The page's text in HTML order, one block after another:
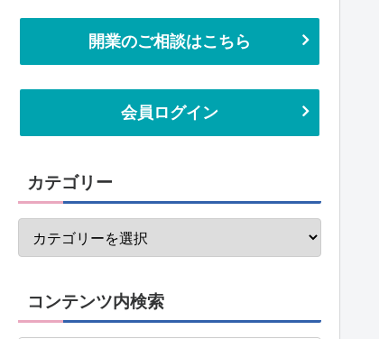
開業のご相談はこちら
会員ログイン
カテゴリー
コンテンツ内検索